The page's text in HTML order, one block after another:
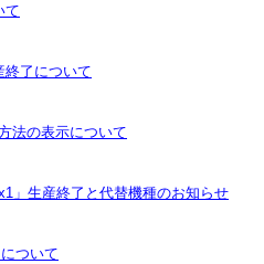
て
終了について
法の表示について
」生産終了と代替機種のお知らせ
ついて